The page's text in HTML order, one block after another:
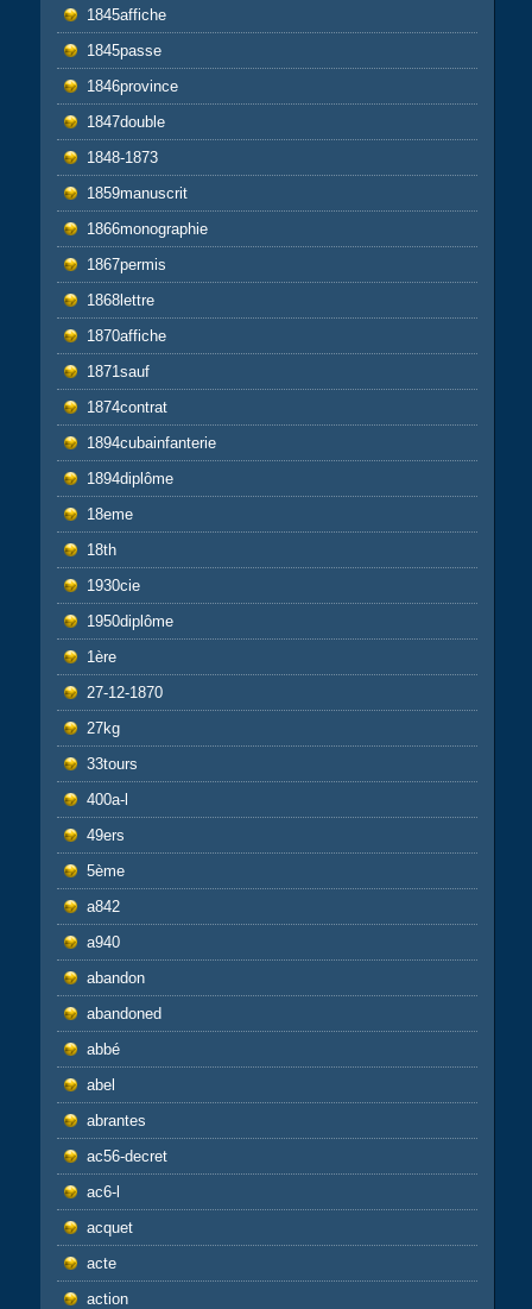
1845affiche
1845passe
1846province
1847double
1848-1873
1859manuscrit
1866monographie
1867permis
1868lettre
1870affiche
1871sauf
1874contrat
1894cubainfanterie
1894diplôme
18eme
18th
1930cie
1950diplôme
1ère
27-12-1870
27kg
33tours
400a-l
49ers
5ème
a842
a940
abandon
abandoned
abbé
abel
abrantes
ac56-decret
ac6-l
acquet
acte
action